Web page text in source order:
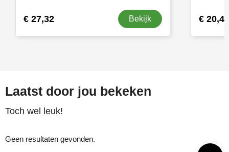
€ 27,32 Bekijk € 20,48
Laatst door jou bekeken
Toch wel leuk!
Geen resultaten gevonden.